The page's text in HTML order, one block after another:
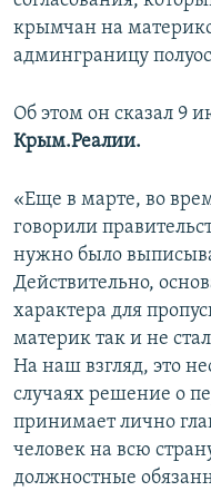
крымчан на
админграницу
Об этом он сказал 9
Крым.Реалии.
«Еще в марте, во
говорили
нужно было
Действительно,
характера для
материк так и не
На наш взгляд, это
случаях решение о
принимает лично
человек на всю
должностные